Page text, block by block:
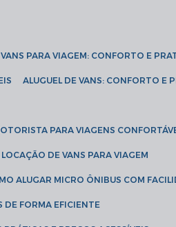
VANS PARA VIAGEM: CONFORTO E
ALUGUEL DE VANS: CONFORTO E
PARA VIAGENS
LOCAÇÃO DE VANS PARA VIAGEM
ALUGAR MICRO ÔNIBUS COM
DE FORMA EFICIENTE